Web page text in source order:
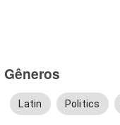
Gêneros
Latin Politics